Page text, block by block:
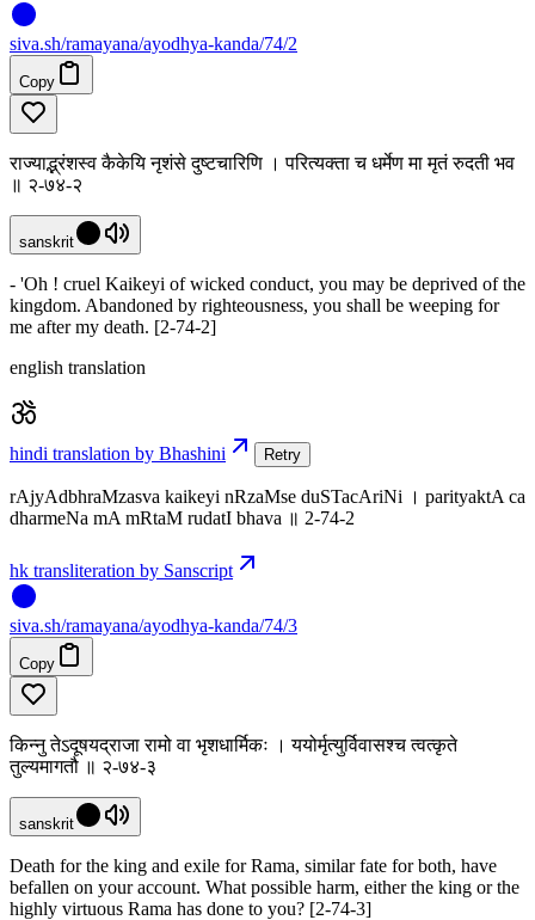
siva.sh/ramayana/ayodhya-kanda/74/2
Copy
राज्याद्भ्रंशस्व कैकेयि नृशंसे दुष्टचारिणि । परित्यक्ता च धर्मेण मा मृतं रुदती भव
॥ २-७४-२
sanskrit
- 'Oh ! cruel Kaikeyi of wicked conduct, you may be deprived of the
kingdom. Abandoned by righteousness, you shall be weeping for
me after my death. [2-74-2]
english translation
hindi translation by Bhashini Retry
rAjyAdbhraMzasva kaikeyi nRzaMse duSTacAriNi । parityaktA ca
dharmeNa mA mRtaM rudatI bhava ॥ 2-74-2
hk transliteration by Sanscript
siva.sh/ramayana/ayodhya-kanda/74/3
Copy
किन्नु तेऽदूषयद्राजा रामो वा भृशधार्मिकः । ययोर्मृत्युर्विवासश्च त्वत्कृते
तुल्यमागतौ ॥ २-७४-३
sanskrit
Death for the king and exile for Rama, similar fate for both, have
befallen on your account. What possible harm, either the king or the
highly virtuous Rama has done to you? [2-74-3]